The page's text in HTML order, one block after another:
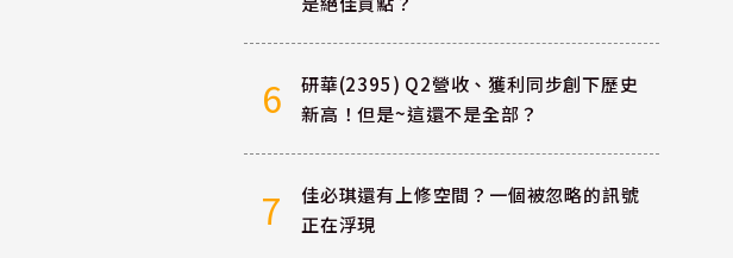
6
研華(2395) Q2營收、獲利同步創下歷史
新高！但是~這還不是全部？
7
佳必琪還有上修空間？一個被忽略的訊號
正在浮現